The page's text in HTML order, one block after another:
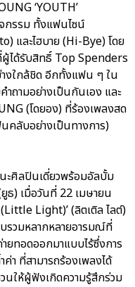
‘YOUTH’
กรรม ทั้งแฟนไซน์
และไฮบาย (Hi-Bye) โดย
ได้รับสิทธิ์ Top Spenders
งใกล้ชิด อีกทั้งแฟน ๆ ใน
ถามอย่างเป็นกันเอง และ
(โดยอง) ที่ร้องเพลงสด
คลับอย่างเป็นทางการ)
ะศิลปินเดี่ยวพร้อมอัลบั้ม
ธ) เมื่อวันที่ 22 เมษายน
Light)’ (ลิตเติล ไลต์)
รวมหลากหลายอารมณ์ที่
ายทอดออกมาแบบไร้ซึ่งการ
ค่า ที่สามารถร้องเพลงได้
นให้ผู้ฟังเกิดความรู้สึกร่วม